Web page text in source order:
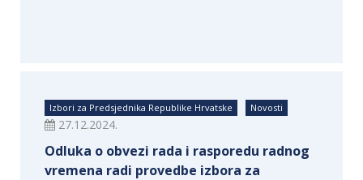
Izbori za Predsjednika Republike Hrvatske Novosti
27.12.2024.
Odluka o obvezi rada i rasporedu radnog
vremena radi provedbe izbora za